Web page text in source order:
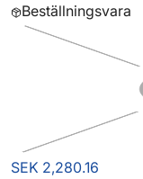
Beställningsvara
SEK 2,280.16